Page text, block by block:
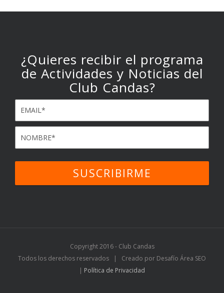
¿Quieres recibir el programa
de Actividades y Noticias del
Club Candas?
Copyright 2016 - Club Candas
Todos los derechos reservados | Creado por Desafío Área SEO
| Política de Privacidad